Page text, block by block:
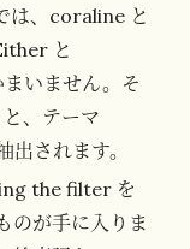
は、coraline と
と
いません。そ
、テーマ
されます。
the filter を
のが手に入りま